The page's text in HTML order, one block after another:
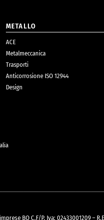
METALLO
ACE
Metalmeccanica
Trasporti
Anticorrosione ISO 12944
Design
BO C.F/P. Iva: 02433001209 –